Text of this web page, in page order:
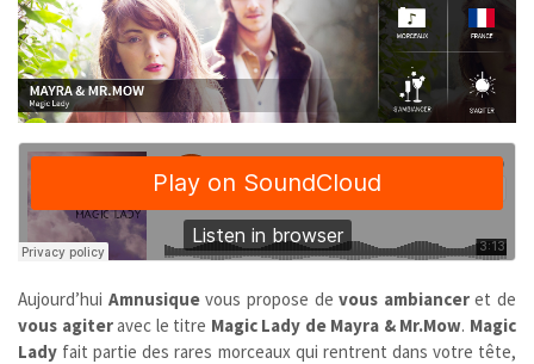
Aujourd’hui Amnusiquevous propose de vous ambianceret de
vous agiteravec le titre Magic Lady de Mayra & Mr.Mow. Magic
Lady fait partie des rares morceaux qui rentrent dans votre tête,